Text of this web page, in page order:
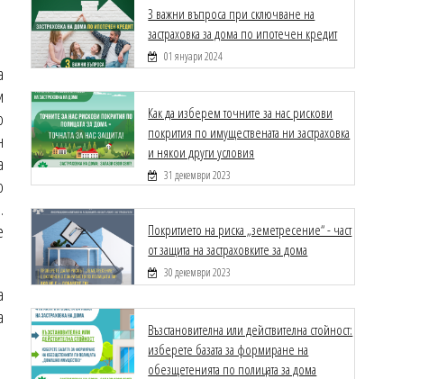
З важни въпроса при сключване на
застраховка за дома по ипотечен кредит
01 януари 2024
Как да изберем точните за нас рискови
покрития по имуществената ни застраховка
и някои други условия
31 декември 2023
Покритието на риска „земетресение“ - част
от защита на застраховките за дома
30 декември 2023
Възстановителна или действителна стойност:
изберете базата за формиране на
обезщетенията по полицата за дома